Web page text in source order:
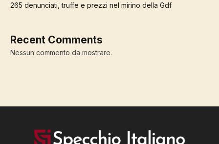
265 denunciati, truffe e prezzi nel mirino della Gdf
Recent Comments
Nessun commento da mostrare.